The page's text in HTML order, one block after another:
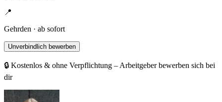
📍
Gehrden · ab sofort
Unverbindlich bewerben
🔒 Kostenlos & ohne Verpflichtung – Arbeitgeber bewerben sich bei
dir